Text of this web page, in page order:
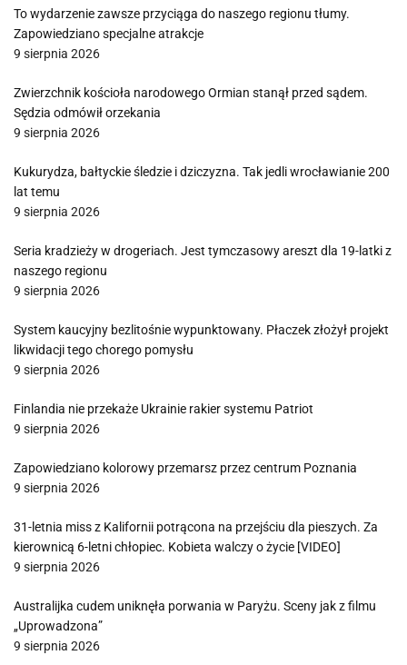
To wydarzenie zawsze przyciąga do naszego regionu tłumy.
Zapowiedziano specjalne atrakcje
9 sierpnia 2026
Zwierzchnik kościoła narodowego Ormian stanął przed sądem.
Sędzia odmówił orzekania
9 sierpnia 2026
Kukurydza, bałtyckie śledzie i dziczyzna. Tak jedli wrocławianie 200
lat temu
9 sierpnia 2026
Seria kradzieży w drogeriach. Jest tymczasowy areszt dla 19-latki z
naszego regionu
9 sierpnia 2026
System kaucyjny bezlitośnie wypunktowany. Płaczek złożył projekt
likwidacji tego chorego pomysłu
9 sierpnia 2026
Finlandia nie przekaże Ukrainie rakier systemu Patriot
9 sierpnia 2026
Zapowiedziano kolorowy przemarsz przez centrum Poznania
9 sierpnia 2026
31-letnia miss z Kalifornii potrącona na przejściu dla pieszych. Za
kierownicą 6-letni chłopiec. Kobieta walczy o życie [VIDEO]
9 sierpnia 2026
Australijka cudem uniknęła porwania w Paryżu. Sceny jak z filmu
„Uprowadzona”
9 sierpnia 2026